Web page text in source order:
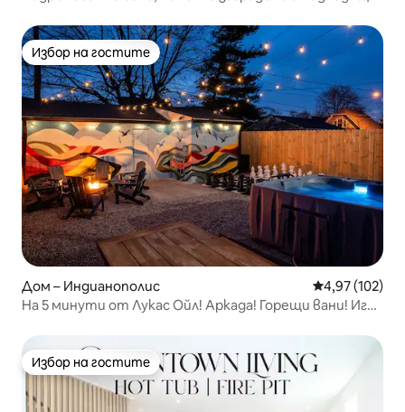
Избор на гостите
Избор на гостите
Дом – Индианополис Средна
4,97 (102)
На 5 минути от Лукас Ойл! Аркада! Горещи вани! Игри
Избор на гостите
Избор на гостите